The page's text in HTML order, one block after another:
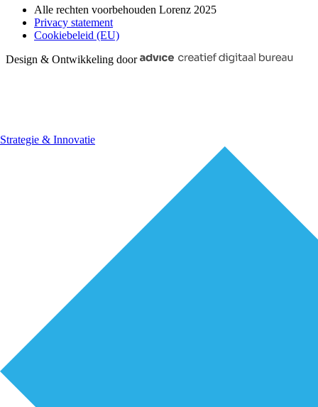
Strategie & Innovatie
Alle rechten voorbehouden Lorenz 2025
Privacy statement
Cookiebeleid (EU)
Design & Ontwikkeling door